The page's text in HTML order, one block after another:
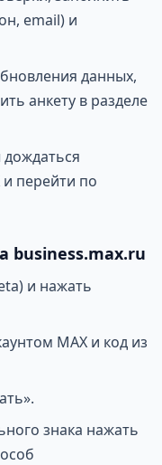
email) и
данных,
анкету в разделе
перейти по
business.max.ru
и нажать
MAX и код из
знака нажать